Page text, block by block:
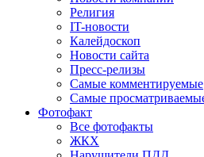
Религия
IT-новости
Калейдоскоп
Новости сайта
Пресс-релизы
Самые комментируемые
Самые
Фотофакт
Все фотофакты
ЖКХ